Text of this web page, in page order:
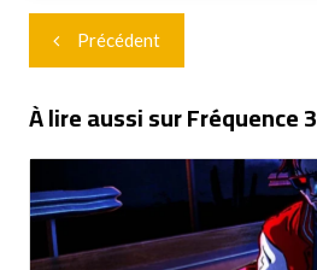
Navigation
de
l’article
Précédent
À lire aussi sur Fréquence 3